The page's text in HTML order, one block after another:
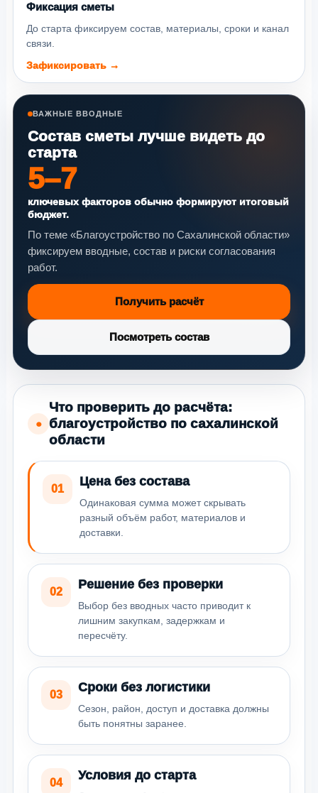
Фиксация сметы
До старта фиксируем состав, материалы, сроки и канал
связи.
Зафиксировать →
ВАЖНЫЕ ВВОДНЫЕ
Состав сметы лучше видеть до
старта
5–7
ключевых факторов обычно формируют итоговый
бюджет.
По теме «Благоустройство по Сахалинской области»
фиксируем вводные, состав и риски согласования
работ.
Получить расчёт
Посмотреть состав
●
Что проверить до расчёта:
благоустройство по сахалинской
области
01
Цена без состава
Одинаковая сумма может скрывать
разный объём работ, материалов и
доставки.
02
Решение без проверки
Выбор без вводных часто приводит к
лишним закупкам, задержкам и
пересчёту.
03
Сроки без логистики
Сезон, район, доступ и доставка должны
быть понятны заранее.
04
Условия до старта